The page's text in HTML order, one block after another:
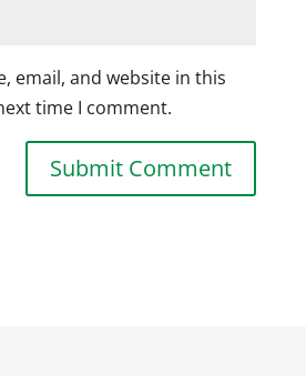
email, and website in this
time I comment.